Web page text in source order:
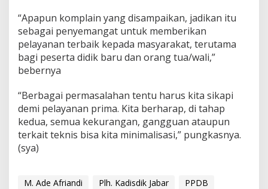
“Apapun komplain yang disampaikan, jadikan itu
sebagai penyemangat untuk memberikan
pelayanan terbaik kepada masyarakat, terutama
bagi peserta didik baru dan orang tua/wali,”
bebernya
“Berbagai permasalahan tentu harus kita sikapi
demi pelayanan prima. Kita berharap, di tahap
kedua, semua kekurangan, gangguan ataupun
terkait teknis bisa kita minimalisasi,” pungkasnya.
(sya)
M. Ade Afriandi Plh. Kadisdik Jabar PPDB